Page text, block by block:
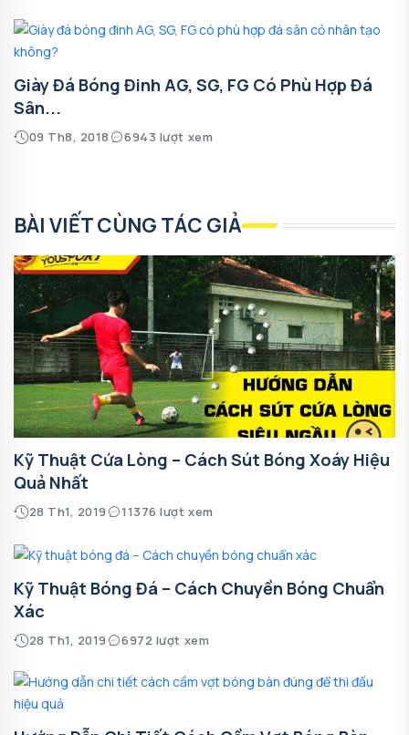
Giày Đá Bóng Đinh AG, SG, FG Có Phù Hợp Đá
Sân...
09 Th8, 2018 6943 lượt xem
BÀI VIẾT CÙNG TÁC GIẢ
Kỹ Thuật Cứa Lòng – Cách Sút Bóng Xoáy Hiệu
Quả Nhất
28 Th1, 2019 11376 lượt xem
Kỹ Thuật Bóng Đá – Cách Chuyền Bóng Chuẩn
Xác
28 Th1, 2019 6972 lượt xem